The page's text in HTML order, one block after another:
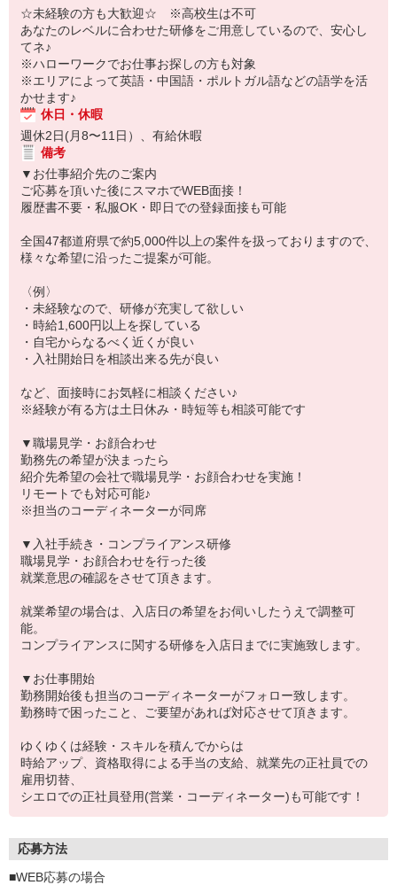
☆未経験の方も大歓迎☆ ※高校生は不可
あなたのレベルに合わせた研修をご用意しているので、安心し
てネ♪
※ハローワークでお仕事お探しの方も対象
※エリアによって英語・中国語・ポルトガル語などの語学を活
かせます♪
休日・休暇
週休2日(月8〜11日）、有給休暇
備考
▼お仕事紹介先のご案内
ご応募を頂いた後にスマホでWEB面接！
履歴書不要・私服OK・即日での登録面接も可能
全国47都道府県で約5,000件以上の案件を扱っておりますので、
様々な希望に沿ったご提案が可能。
〈例〉
・未経験なので、研修が充実して欲しい
・時給1,600円以上を探している
・自宅からなるべく近くが良い
・入社開始日を相談出来る先が良い
など、面接時にお気軽に相談ください♪
※経験が有る方は土日休み・時短等も相談可能です
▼職場見学・お顔合わせ
勤務先の希望が決まったら
紹介先希望の会社で職場見学・お顔合わせを実施！
リモートでも対応可能♪
※担当のコーディネーターが同席
▼入社手続き・コンプライアンス研修
職場見学・お顔合わせを行った後
就業意思の確認をさせて頂きます。
就業希望の場合は、入店日の希望をお伺いしたうえで調整可
能。
コンプライアンスに関する研修を入店日までに実施致します。
▼お仕事開始
勤務開始後も担当のコーディネーターがフォロー致します。
勤務時で困ったこと、ご要望があれば対応させて頂きます。
ゆくゆくは経験・スキルを積んでからは
時給アップ、資格取得による手当の支給、就業先の正社員での
雇用切替、
シエロでの正社員登用(営業・コーディネーター)も可能です！
応募方法
■WEB応募の場合